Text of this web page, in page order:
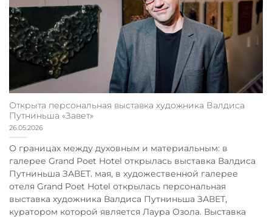
Открыта персональная выставка художника Валдиса
Путниньша «Завет»
26.05.2026
О границах между духовным и материальным: в
галерее Grand Poet Hotel открылась выставка Валдиса
Путниньша ЗАВЕТ. мая, в художественной галерее
отеля Grand Poet Hotel открылась персональная
выставка художника Валдиса Путниньша ЗАВЕТ,
куратором которой является Лаура Озола. Выставка